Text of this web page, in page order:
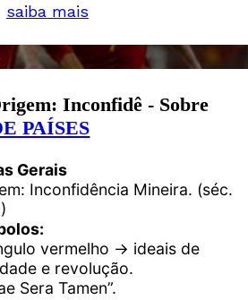
saiba mais
Inconfidê - Sobre
PAÍSES
Gerais
Inconfidência Mineira. (séc.
vermelho → ideais de
e revolução.
Sera Tamen”.